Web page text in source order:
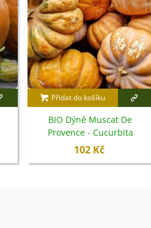
Přidat do košíku
BIO Dýně Muscat De
Provence - Cucurbita
Moschata - bio semena -
102 Kč